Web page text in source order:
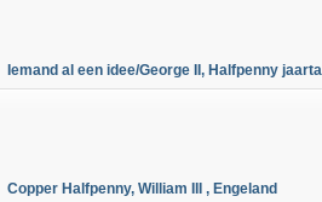
Iemand al een idee/George II, Halfpenny
Copper Halfpenny, William III , Engeland